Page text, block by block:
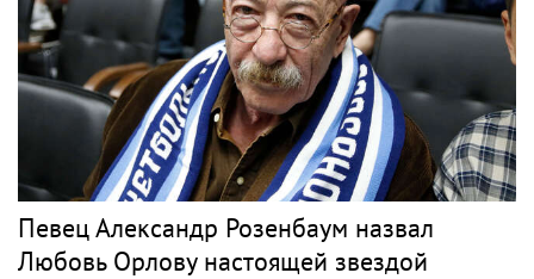
Певец Александр Розенбаум назвал
Любовь Орлову настоящей звездой